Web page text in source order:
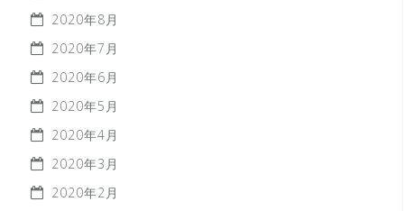
2020年8月
2020年7月
2020年6月
2020年5月
2020年4月
2020年3月
2020年2月